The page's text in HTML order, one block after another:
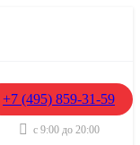
+7 (495) 859-31-59
с 9:00 до 20:00